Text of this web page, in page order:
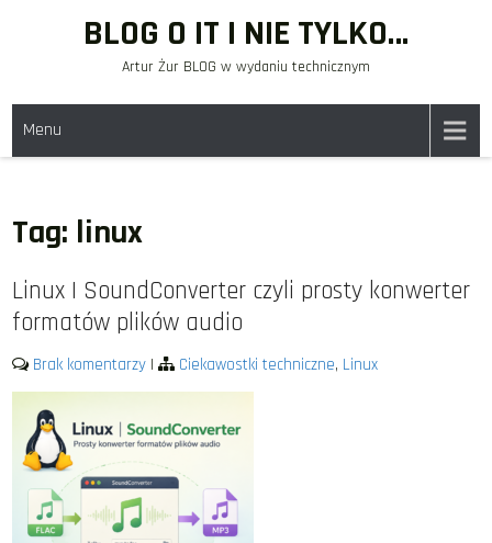
BLOG O IT I NIE TYLKO…
Artur Żur BLOG w wydaniu technicznym
Menu
Tag: linux
Linux | SoundConverter czyli prosty konwerter
formatów plików audio
Brak komentarzy | Ciekawostki techniczne, Linux